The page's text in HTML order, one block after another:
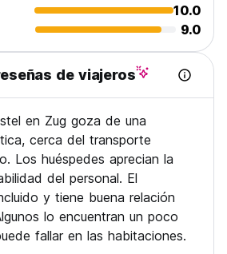
10.0
9.0
de viajeros
en Zug goza de una
cerca del transporte
Los huéspedes aprecian la
del personal. El
y tiene buena relación
lo encuentran un poco
fallar en las habitaciones.